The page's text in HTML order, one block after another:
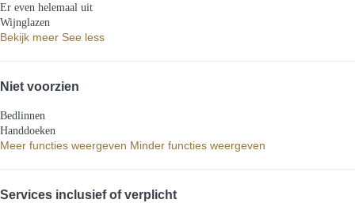
Er even helemaal uit
Wijnglazen
Bekijk meer See less
Niet voorzien
Bedlinnen
Handdoeken
Meer functies weergeven Minder functies weergeven
Services inclusief of verplicht